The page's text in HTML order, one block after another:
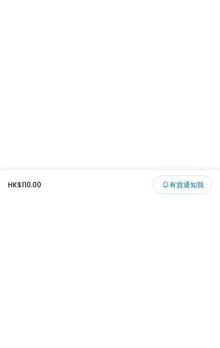
HK$110.00 有貨通知我